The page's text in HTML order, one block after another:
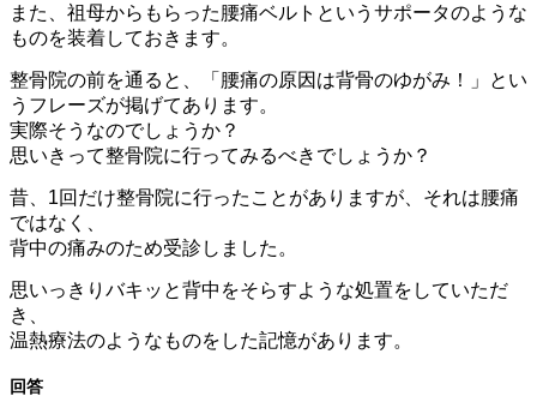
また、祖母からもらった腰痛ベルトというサポータのような
ものを装着しておきます。
整骨院の前を通ると、「腰痛の原因は背骨のゆがみ！」とい
うフレーズが掲げてあります。
実際そうなのでしょうか？
思いきって整骨院に行ってみるべきでしょうか？
昔、1回だけ整骨院に行ったことがありますが、それは腰痛
ではなく、
背中の痛みのため受診しました。
思いっきりバキッと背中をそらすような処置をしていただ
き、
温熱療法のようなものをした記憶があります。
回答